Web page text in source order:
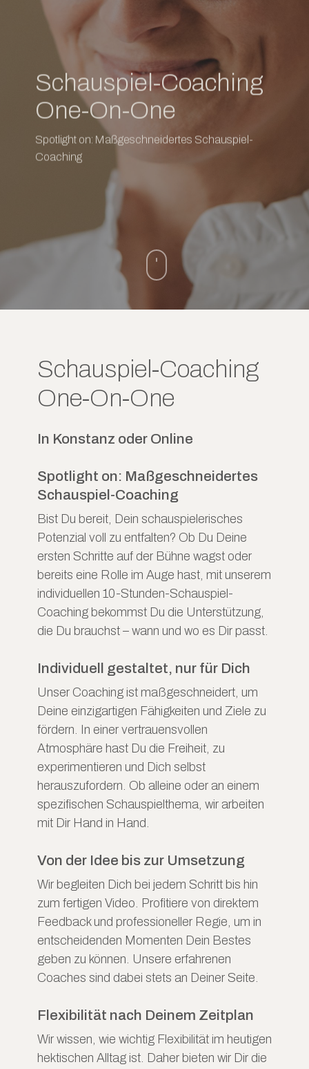
Schauspiel-Coaching
One-On-One
Spotlight on: Maßgeschneidertes Schauspiel-
Coaching
Schauspiel-Coaching
One-On-One
In Konstanz oder Online
Spotlight on: Maßgeschneidertes
Schauspiel-Coaching
Bist Du bereit, Dein schauspielerisches
Potenzial voll zu entfalten? Ob Du Deine
ersten Schritte auf der Bühne wagst oder
bereits eine Rolle im Auge hast, mit unserem
individuellen 10-Stunden-Schauspiel-
Coaching bekommst Du die Unterstützung,
die Du brauchst – wann und wo es Dir passt.
Individuell gestaltet, nur für Dich
Unser Coaching ist maßgeschneidert, um
Deine einzigartigen Fähigkeiten und Ziele zu
fördern. In einer vertrauensvollen
Atmosphäre hast Du die Freiheit, zu
experimentieren und Dich selbst
herauszufordern. Ob alleine oder an einem
spezifischen Schauspielthema, wir arbeiten
mit Dir Hand in Hand.
Von der Idee bis zur Umsetzung
Wir begleiten Dich bei jedem Schritt bis hin
zum fertigen Video. Profitiere von direktem
Feedback und professioneller Regie, um in
entscheidenden Momenten Dein Bestes
geben zu können. Unsere erfahrenen
Coaches sind dabei stets an Deiner Seite.
Flexibilität nach Deinem Zeitplan
Wir wissen, wie wichtig Flexibilität im heutigen
hektischen Alltag ist. Daher bieten wir Dir die